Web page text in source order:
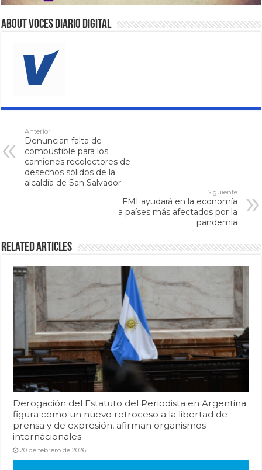
About VOCES Diario digital
Anterior
Denuncian falta de
combustible para los
camiones recolectores de
desechos sólidos de la
alcaldía de San Salvador
Siguiente
FMI ayudará en la economía
a países más afectados por la
pandemia
Related Articles
Derogación del Estatuto del Periodista en Argentina
figura como un nuevo retroceso a la libertad de
prensa y de expresión, afirman organismos
internacionales
20 de febrero de 2026